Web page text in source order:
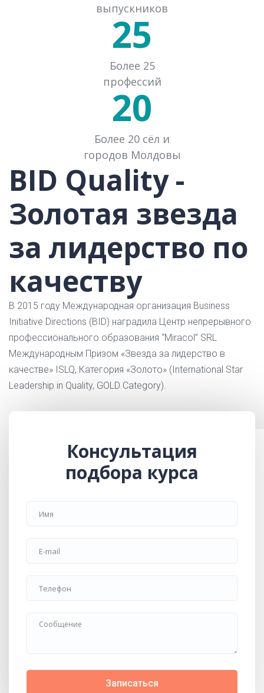
выпускников
25
Более 25
профессий
20
Более 20 сёл и
городов Молдовы
BID Quality -
Золотая звезда
за лидерство по
качеству
В 2015 году Международная организация Business
Initiative Directions (BID) наградила Центр непрерывного
профессионального образования “Miracol” SRL
Международным Призом «Звезда за лидерство в
качестве» ISLQ, Категория «Золото» (International Star
Leadership in Quality, GOLD Category).
Консультация
подбора курса
Записаться